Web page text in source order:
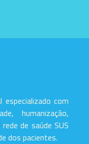
com
humanização,
de saúde SUS
dos pacientes.